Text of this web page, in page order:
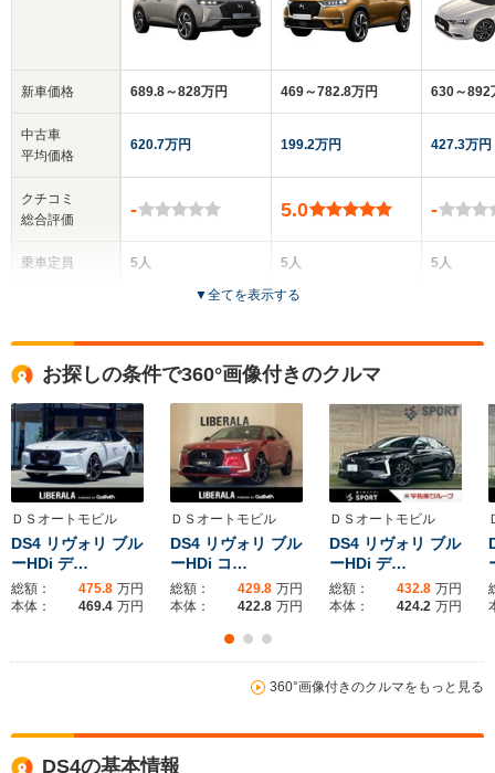
新車価格
中古車
平均価格
クチコミ
総合評価
乗車定員
サイズ
(全長x全幅x全高)
燃費
689.8～828万円
620.7万円
-
5人
1.66m
全幅
1.9m
全長
4.59m
ホイールベース
-m
13.9～15.8km/L
└高速道路:15.5～
469～782.8万円
199.2万円
5.0
5人
5ドア
全高
1.64m
全幅
1.9m
全長
4.59m
ホイールベース
-m
13.9～16.4km/L
└市街地:10.5～
630～892
427.3万円
-
5人
ホイー
14.4～
└市街地
▼全てを表示する
お探しの条件で360°画像付きのクルマ
ＤＳオートモビル
DS4 リヴォリ ブル
ーHDi デ…
総額： 475.8 万円
本体：
469.4 万円
ＤＳオートモビル
DS4 リヴォリ ブル
ーHDi コ…
総額： 429.8 万円
本体：
422.8 万円
ＤＳオートモビル
DS4 リヴォリ ブル
ーHDi デ…
総額： 432.8 万円
本体：
424.2 万円
360°画像付きのクルマをもっと見る
DS4の基本情報